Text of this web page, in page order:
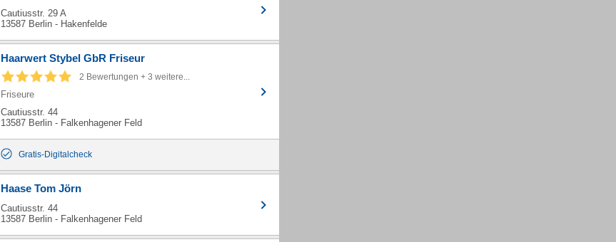
Cautiusstr. 29 A
13587 Berlin - Hakenfelde
Haarwert Stybel GbR Friseur
2 Bewertungen + 3 weitere...
Friseure
Cautiusstr. 44
13587 Berlin - Falkenhagener Feld
Gratis-Digitalcheck
Haase Tom Jörn
Cautiusstr. 44
13587 Berlin - Falkenhagener Feld